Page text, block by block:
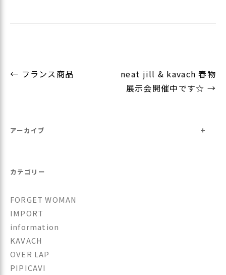
投
ゲ
ョ
← フランス商品
neat jill & kavach 春物
展示会開催中です☆ →
アーカイブ +
カテゴリー
FORGET WOMAN
IMPORT
information
KAVACH
OVER LAP
PIPICAVI